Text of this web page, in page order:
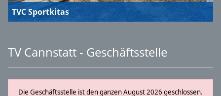
TVC Sportkitas
TV Cannstatt - Geschäftsstelle
Die Geschäftsstelle ist den ganzen August 2026 geschlossen.